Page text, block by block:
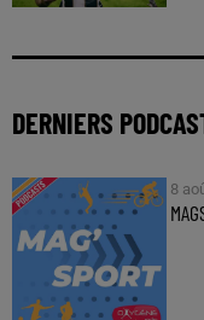
DERNIERS
8